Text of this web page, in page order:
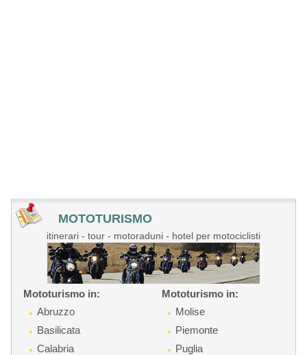
MOTOTURISMO
itinerari - tour - motoraduni - hotel per motociclisti
Mototurismo in:
Abruzzo
Basilicata
Calabria
Mototurismo in:
Molise
Piemonte
Puglia